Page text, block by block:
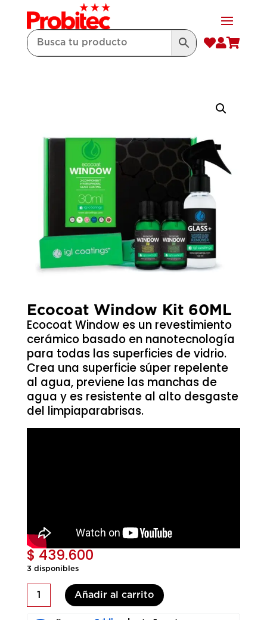

Ecocoat Window Kit 60ML
Ecocoat Window es un revestimiento
cerámico basado en nanotecnología
para todas las superficies de vidrio.
Crea una superficie súper repelente
al agua, previene las manchas de
agua y es resistente al alto desgaste
del limpiaparabrisas.
$439.600
3 disponibles
Ecocoat
Añadir al carrito